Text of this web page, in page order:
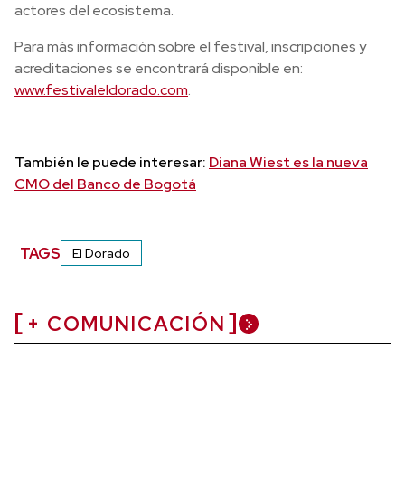
actores del ecosistema.
Para más información sobre el festival, inscripciones y
acreditaciones se encontrará disponible en:
www.festivaleldorado.com.
También le puede interesar: Diana Wiest es la nueva
CMO del Banco de Bogotá
TAGS El Dorado
+ COMUNICACIÓN